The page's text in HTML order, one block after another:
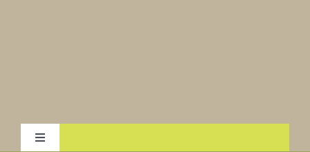
Toggle